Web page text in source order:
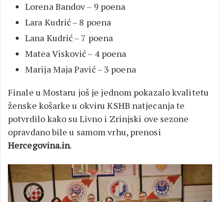
Lorena Bandov – 9 poena
Lara Kudrić – 8 poena
Lana Kudrić – 7 poena
Matea Visković – 4 poena
Marija Maja Pavić – 3 poena
Finale u Mostaru još je jednom pokazalo kvalitetu
ženske košarke u okviru KSHB natjecanja te
potvrdilo kako su Livno i Zrinjski ove sezone
opravdano bile u samom vrhu, prenosi
Hercegovina.in.